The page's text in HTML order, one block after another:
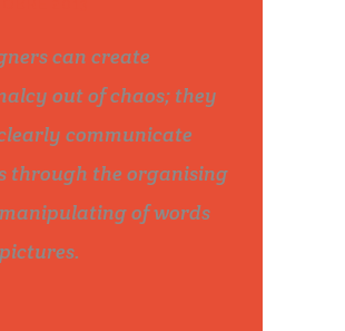
can create
out of chaos; they
communicate
through the organising
of words